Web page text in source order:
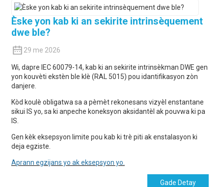
Èske yon kab ki an sekirite intrinsèquement
dwe ble?
29 me 2026
Wi, dapre IEC 60079-14, kab ki an sekirite intrinsèkman DWE gen
yon kouvèti ekstèn ble klè (RAL 5015) pou idantifikasyon zòn
danjere.
Kòd koulè obligatwa sa a pèmèt rekonesans vizyèl enstantane
sikui IS yo, sa ki anpeche koneksyon aksidantèl ak pouvwa ki pa
IS.
Gen kèk eksepsyon limite pou kab ki trè piti ak enstalasyon ki
deja egziste.
Aprann egzijans yo ak eksepsyon yo.
Gade Detay